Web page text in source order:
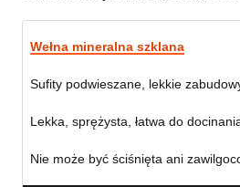
Wełna mineralna szklana
Sufity podwieszane, lekkie
Lekka, sprężysta, łatwa do
Nie może być ściśnięta ani